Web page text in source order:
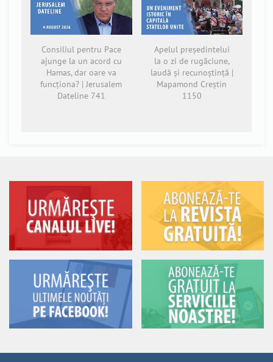
Consiliul pentru Pace
ajunge la un acord cu
Hamas, dar oare va
funcționa? | Jerusalem
Dateline 741
Apelul președintelui
la o zi de rugăciune,
laudă și recunoștință |
Mapamond Creștin
1150